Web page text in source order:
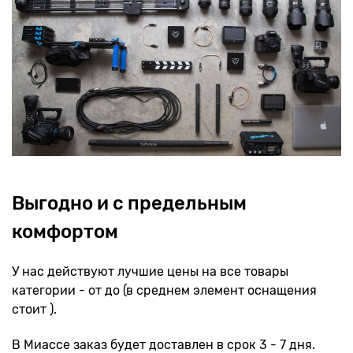
Выгодно и с предельным
комфортом
У нас действуют лучшие цены на все товары
категории - от до (в среднем элемент оснащения
стоит ).
В Миассе заказ будет доставлен в срок 3 - 7 дня.